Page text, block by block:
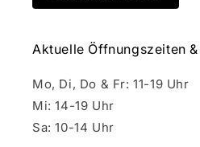
Aktuelle Öffnungszeiten
Mo, Di, Do & Fr: 11-19 Uhr
Mi: 14-19 Uhr
Sa: 10-14 Uhr